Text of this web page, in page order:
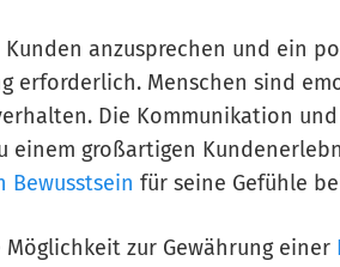
anzusprechen und ein
erforderlich. Menschen sind
Die Kommunikation
einem großartigen
Bewusstsein für seine Gefühle
zur Gewährung einer